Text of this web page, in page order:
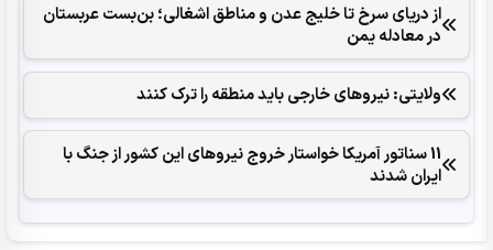
از دریای سرخ تا خلیج عدن و مناطق اشغالی؛ بن‌بست عربستان
در معادله یمن
ولایتی: نیروهای خارجی باید منطقه را ترک کنند
11 سناتور آمریکا خواستار خروج نیروهای این کشور از جنگ با
ایران شدند